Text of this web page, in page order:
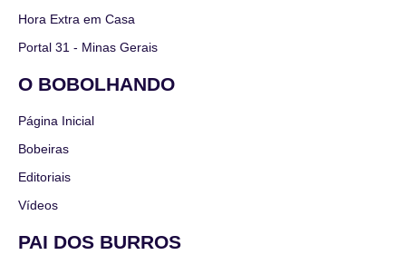
Hora Extra em Casa
Portal 31 - Minas Gerais
O BOBOLHANDO
Página Inicial
Bobeiras
Editoriais
Vídeos
PAI DOS BURROS